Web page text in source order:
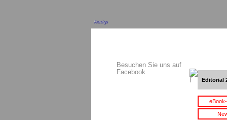
Anzeige
Besuchen Sie uns auf
Facebook
Editorial